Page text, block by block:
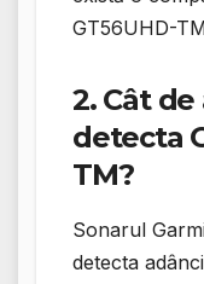
GT56UHD-
2. Cât
detecta
TM?
Sonarul
detecta